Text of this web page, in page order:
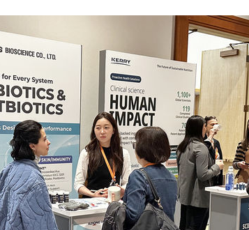
로켓 달 충돌 흔적 포착
부차기 끝 과달라하라 격파
나며 폭염 잠시 꺾인다"
시간 걸린 초유의 압수수색(종
닥 0.3%↓, 다우 0.14%↑
문에 "현재는 내부 지침 준수"
포츠윤리센터도 압수수색
도미사일…감시·경계태세 강
탄도미사일 가능성
생…"원인 파악 중"
사체 발사"